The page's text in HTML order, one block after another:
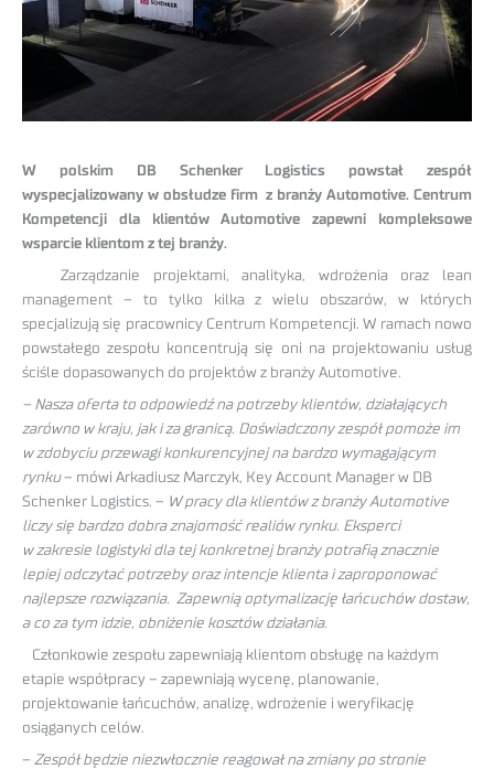
W polskim DB Schenker Logistics powstał zespół
wyspecjalizowany w obsłudze firm z branży Automotive. Centrum
Kompetencji dla klientów Automotive zapewni kompleksowe
wsparcie klientom z tej branży.
Zarządzanie projektami, analityka, wdrożenia oraz lean
management – to tylko kilka z wielu obszarów, w których
specjalizują się pracownicy Centrum Kompetencji. W ramach nowo
powstałego zespołu koncentrują się oni na projektowaniu usług
ściśle dopasowanych do projektów z branży Automotive.
– Nasza oferta to odpowiedź na potrzeby klientów, działających
zarówno w kraju, jak i za granicą. Doświadczony zespół pomoże im
w zdobyciu przewagi konkurencyjnej na bardzo wymagającym
rynku– mówi Arkadiusz Marczyk, Key Account Manager w DB
Schenker Logistics. – W pracy dla klientów z branży Automotive
liczy się bardzo dobra znajomość realiów rynku. Eksperci
w zakresie logistyki dla tej konkretnej branży potrafią znacznie
lepiej odczytać potrzeby oraz intencje klienta i zaproponować
najlepsze rozwiązania. Zapewnią optymalizację łańcuchów dostaw,
a co za tym idzie, obniżenie kosztów działania.
Członkowie zespołu zapewniają klientom obsługę na każdym
etapie współpracy – zapewniają wycenę, planowanie,
projektowanie łańcuchów, analizę, wdrożenie i weryfikację
osiąganych celów.
– Zespół będzie niezwłocznie reagował na zmiany po stronie